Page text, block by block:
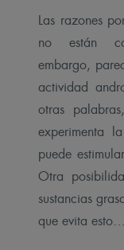
Las razones
no están
embargo,
actividad
otras
experimenta
puede
Otra
sustancias
que evita esto…